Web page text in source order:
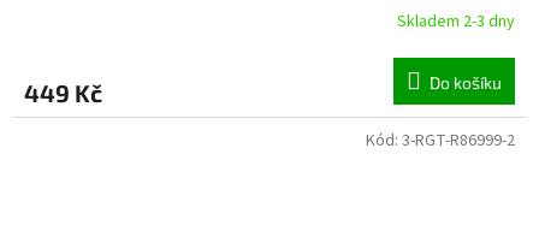
Skladem 2-3 dny
449 Kč Do košíku
Kód: 3-RGT-R86999-2